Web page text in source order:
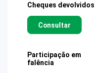
Cheques devolvidos
Consultar
Participação em
falência